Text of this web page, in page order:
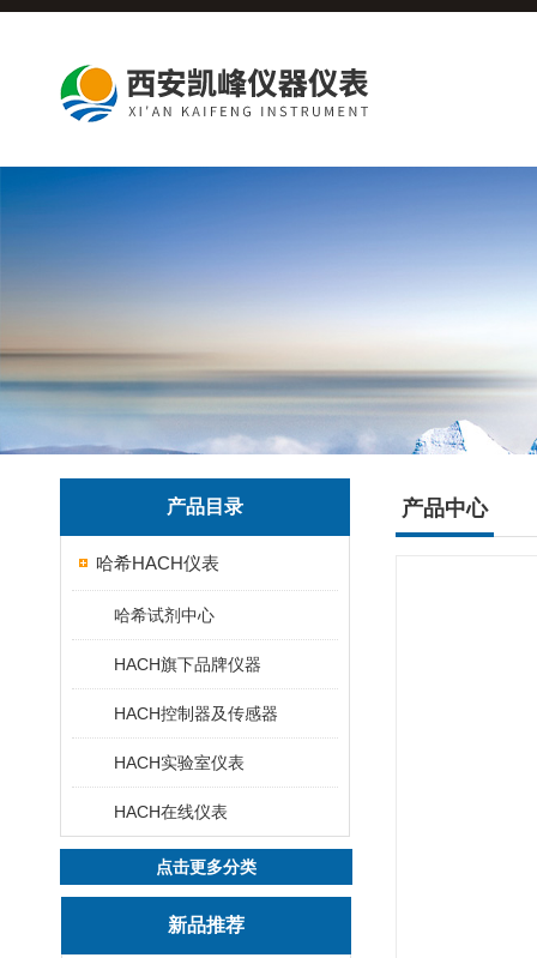
产品目录
哈希HACH仪表
哈希试剂中心
HACH旗下品牌仪器
HACH控制器及传感器
HACH实验室仪表
HACH在线仪表
点击更多分类
新品推荐
产品中心